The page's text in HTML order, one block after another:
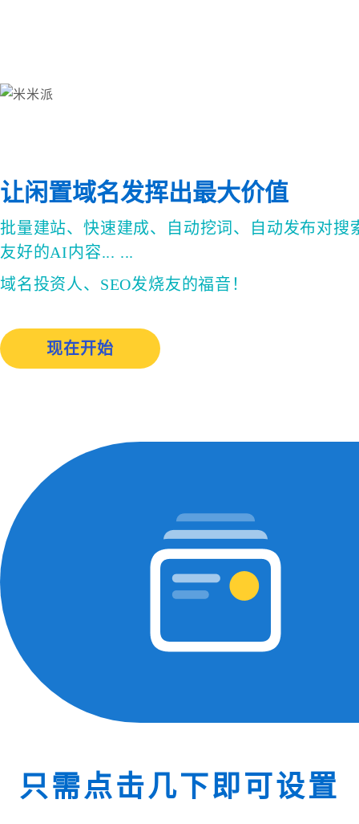
让闲置域名发挥出最大价值
批量建站、快速建成、自动挖词、自动发布对搜
友好的AI内容... ...
域名投资人、SEO发烧友的福音！
现在开始
只需点击几下即可设置